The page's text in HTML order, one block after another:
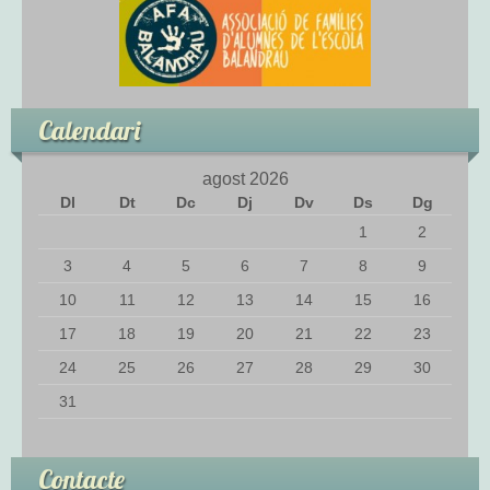
L’adaptació
Activitats d’aula
Espais d’aprenentatge
Activitats d’aula
Calendari
agost 2026
Dl Dt Dc Dj Dv Ds
Dg
1
2
3
4 5 6 7 8
9
10
11 12 13 14 15
16
17
18 19 20 21 22
23
24
25 26 27 28 29
30
31
Contacte